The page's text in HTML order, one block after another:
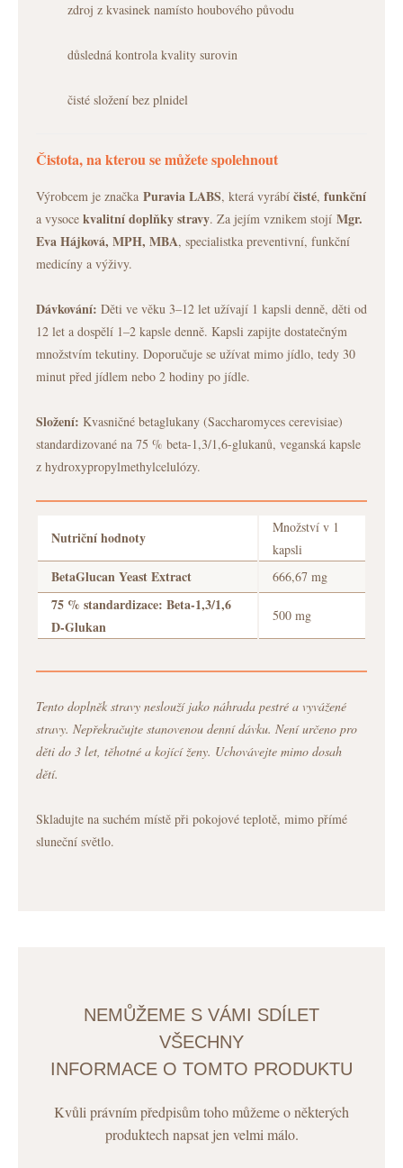
zdroj z kvasinek namísto houbového původu
důsledná kontrola kvality surovin
čisté složení bez plnidel
Čistota, na kterou se můžete spolehnout
Výrobcem je značka PuraviaLABS, která vyrábí čisté, funkční
a vysoce kvalitnídoplňkystravy. Za jejím vznikem stojí Mgr.
Eva Hájková, MPH, MBA, specialistka preventivní, funkční
medicíny a výživy.
Dávkování: Děti ve věku 3–12 let užívají 1 kapsli denně, děti od
12 let a dospělí 1–2 kapsle denně. Kapsli zapijte dostatečným
množstvím tekutiny. Doporučuje se užívat mimo jídlo, tedy 30
minut před jídlem nebo 2 hodiny po jídle.
Složení: Kvasničné betaglukany (Saccharomyces cerevisiae)
standardizované na 75 % beta-1,3/1,6-glukanů, veganská kapsle
z hydroxypropylmethylcelulózy.
Nutriční hodnoty
Množství v 1
kapsli
BetaGlucan Yeast Extract 666,67 mg
75 % standardizace: Beta-1,3/1,6
D-Glukan
500 mg
Tento doplněk stravy neslouží jako náhrada pestré a vyvážené
stravy. Nepřekračujte stanovenou denní dávku. Není určeno pro
děti do 3 let, těhotné a kojící ženy. Uchovávejte mimo dosah
dětí.
Skladujte na suchém místě při pokojové teplotě, mimo přímé
sluneční světlo.
NEMŮŽEME S VÁMI SDÍLET
VŠECHNY
INFORMACE O TOMTO PRODUKTU
Kvůli právním předpisům toho můžeme o některých
produktech napsat jen velmi málo.